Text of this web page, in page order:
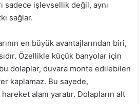
sadece işlevsellik değil, aynı
sağlar.
en büyük avantajlarından biri,
Özellikle küçük banyolar için
dolaplar, duvara monte edilebilen
kaplamaz. Bu sayede,
alanı yaratır. Dolapların alt